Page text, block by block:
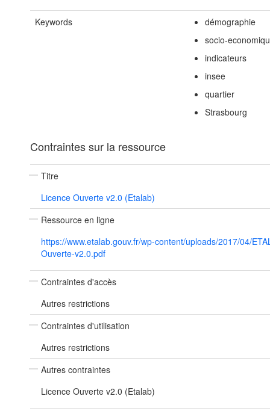
Keywords
démographie
socio-
indicateurs
insee
quartier
Strasbourg
Contraintes sur la ressource
Titre
Licence Ouverte v2.0 (Etalab)
Ressource en ligne
https://www.etalab.gouv.fr/wp-content/uploads/2017/04/
Ouverte-v2.0.pdf
Contraintes d'accès
Autres restrictions
Contraintes d'utilisation
Autres restrictions
Autres contraintes
Licence Ouverte v2.0 (Etalab)